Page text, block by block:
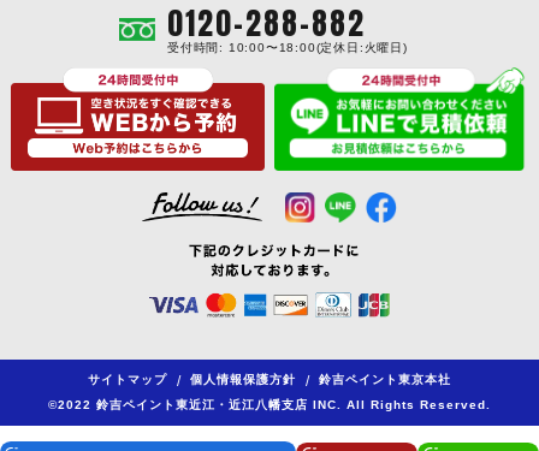
0120-288-882
受付時間: 10:00〜18:00(定休日:火曜日)
サイトマップ / 個人情報保護方針 /
鈴吉ペイント東京本社
©2022 鈴吉ペイント東近江・近江八幡支店 INC. All Rights Reserved.